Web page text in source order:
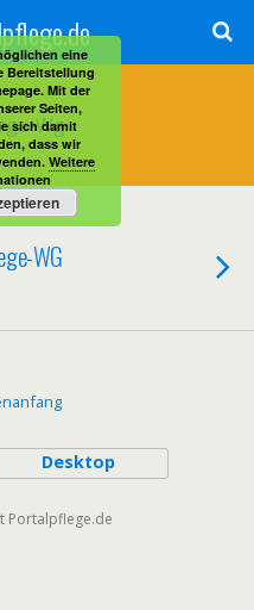
Wg
WG
Desktop
Portalpflege.de
eine
Bereitstellung
Mit der
Seiten,
sich damit
dass wir
Weitere